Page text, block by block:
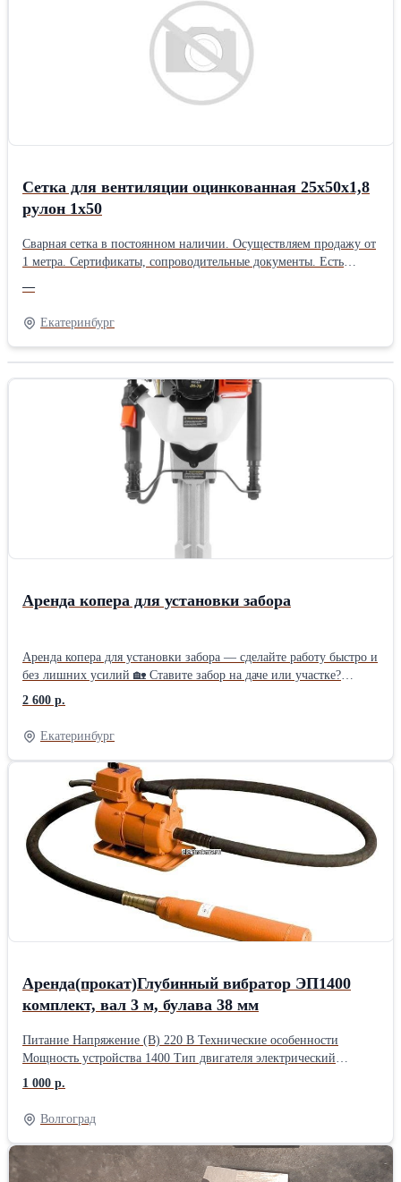
Сетка для вентиляции оцинкованная 25х50х1,8
рулон 1х50
Сварная сетка в постоянном наличии. Осуществляем продажу от
1 метра. Сертификаты, сопроводительные документы. Есть
Получить более полную информацию Вы можете на нашем сайте
http://pt096.ru или отправив свой заказ на почту zakaz@pt096.ru
—
Екатеринбург
Аренда копера для установки забора
Аренда копера для установки забора — сделайте работу быстро и
без лишних усилий 🏡 Ставите забор на даче или участке?
Вместо тяжёлой кувалды возьмите в аренду бензиновый копер
MESSER JH‑70 — он сам «загоняет» столбы в землю.
Справитесь вдвоём за день там, где вручную работали бы
неделю. 🛠 Что вы получаете: готовый к работе инструмент: всё
настроено, залита топливная смесь; понятную инструкцию и
короткий инструктаж по работе; комплект насадок под разные
столбы; поддержку по телефону, если возникнут вопросы с
инструментом
2 600 р.
Екатеринбург
Аренда(прокат)Глубинный вибратор ЭП1400
комплект, вал 3 м, булава 38 мм
Питание Напряжение (В) 220 В Технические особенности
Мощность устройства 1400 Тип двигателя электрический
Дополнительная информация Частота вибрации (виб/мин) 3000
Длина булавы 3 м Диаметр булавы вибратора (мм) 38 Масса
вибронаконечника (кг) 1.54 Высокочастотчный да Способ
питания инструмента от электрической сети Комплектация
Глубинный вибратор для бетона ЭП-1400, вал 3 м., наконечник
38 мм Описание Глубинный вибратор для бетона TeaM ЭП1400,
1 000 р.
Волгоград